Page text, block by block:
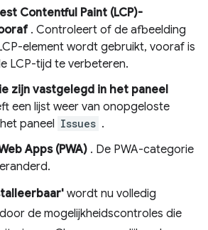
Contentful Paint (LCP)-
. Controleert of de afbeelding
element wordt gebruikt, vooraf is
LCP-tijd te verbeteren.
zijn vastgelegd in het paneel
een lijst weer van onopgeloste
paneel Issues .
Apps (PWA) . De PWA-categorie
wordt nu volledig
de mogelijkheidscontroles die